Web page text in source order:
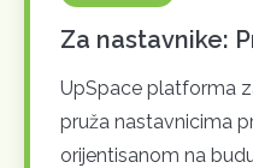
Za nastavnike:
UpSpace platforma
pruža nastavnicima
orijentisanom na